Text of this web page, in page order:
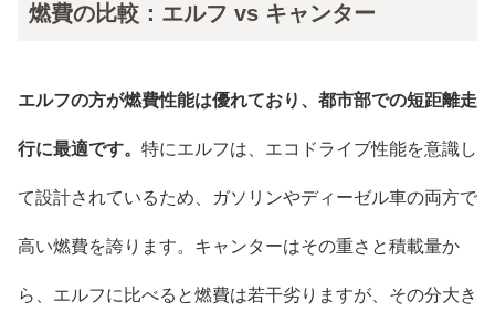
燃費の比較：エルフ vs キャンター
エルフの方が燃費性能は優れており、都市部での短距離走
行に最適です。 特にエルフは、エコドライブ性能を意識し
て設計されているため、ガソリンやディーゼル車の両方で
高い燃費を誇ります。キャンターはその重さと積載量か
ら、エルフに比べると燃費は若干劣りますが、その分大き